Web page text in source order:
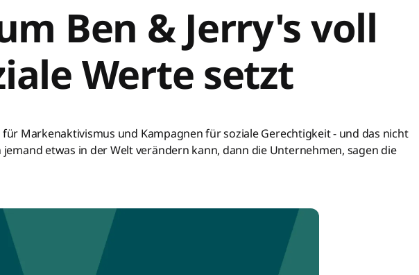
Ben & Jerry's voll
Werte setzt
für Markenaktivismus und Kampagnen für soziale Gerechtigkeit - und das nicht
etwas in der Welt verändern kann, dann die Unternehmen, sagen die